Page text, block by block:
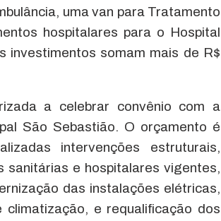
uma van para Tratamento
hospitalares para o Hospital
investimentos somam mais de R$
a celebrar convênio com a
São Sebastião. O orçamento é
intervenções estruturais,
sanitárias e hospitalares vigentes,
das instalações elétricas,
e requalificação dos